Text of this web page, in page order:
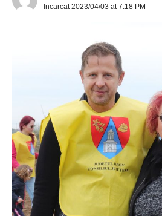
Incarcat 2023/04/03 at 7:18 PM